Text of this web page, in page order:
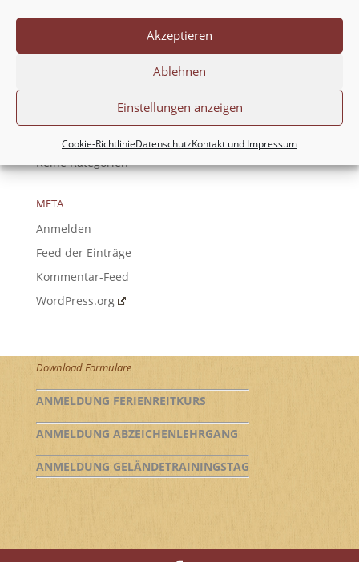
Akzeptieren
Ablehnen
Einstellungen anzeigen
Cookie-RichtlinieDatenschutzKontakt und Impressum
NEUESTE KOMMENTARE
ARCHIV
KATEGORIEN
Keine Kategorien
META
Anmelden
Feed der Einträge
Kommentar-Feed
WordPress.org
Download Formulare
ANMELDUNG FERIENREITKURS
ANMELDUNG ABZEICHENLEHRGANG
ANMELDUNG GELÄNDETRAININGSTAG